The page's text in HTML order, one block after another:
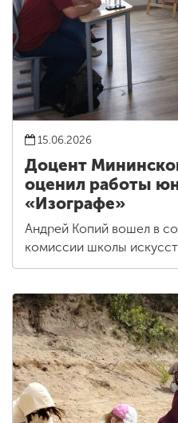
15.06.2026
Доцент
оценил работы
«Изографе»
Андрей Копий вошел в
комиссии школы